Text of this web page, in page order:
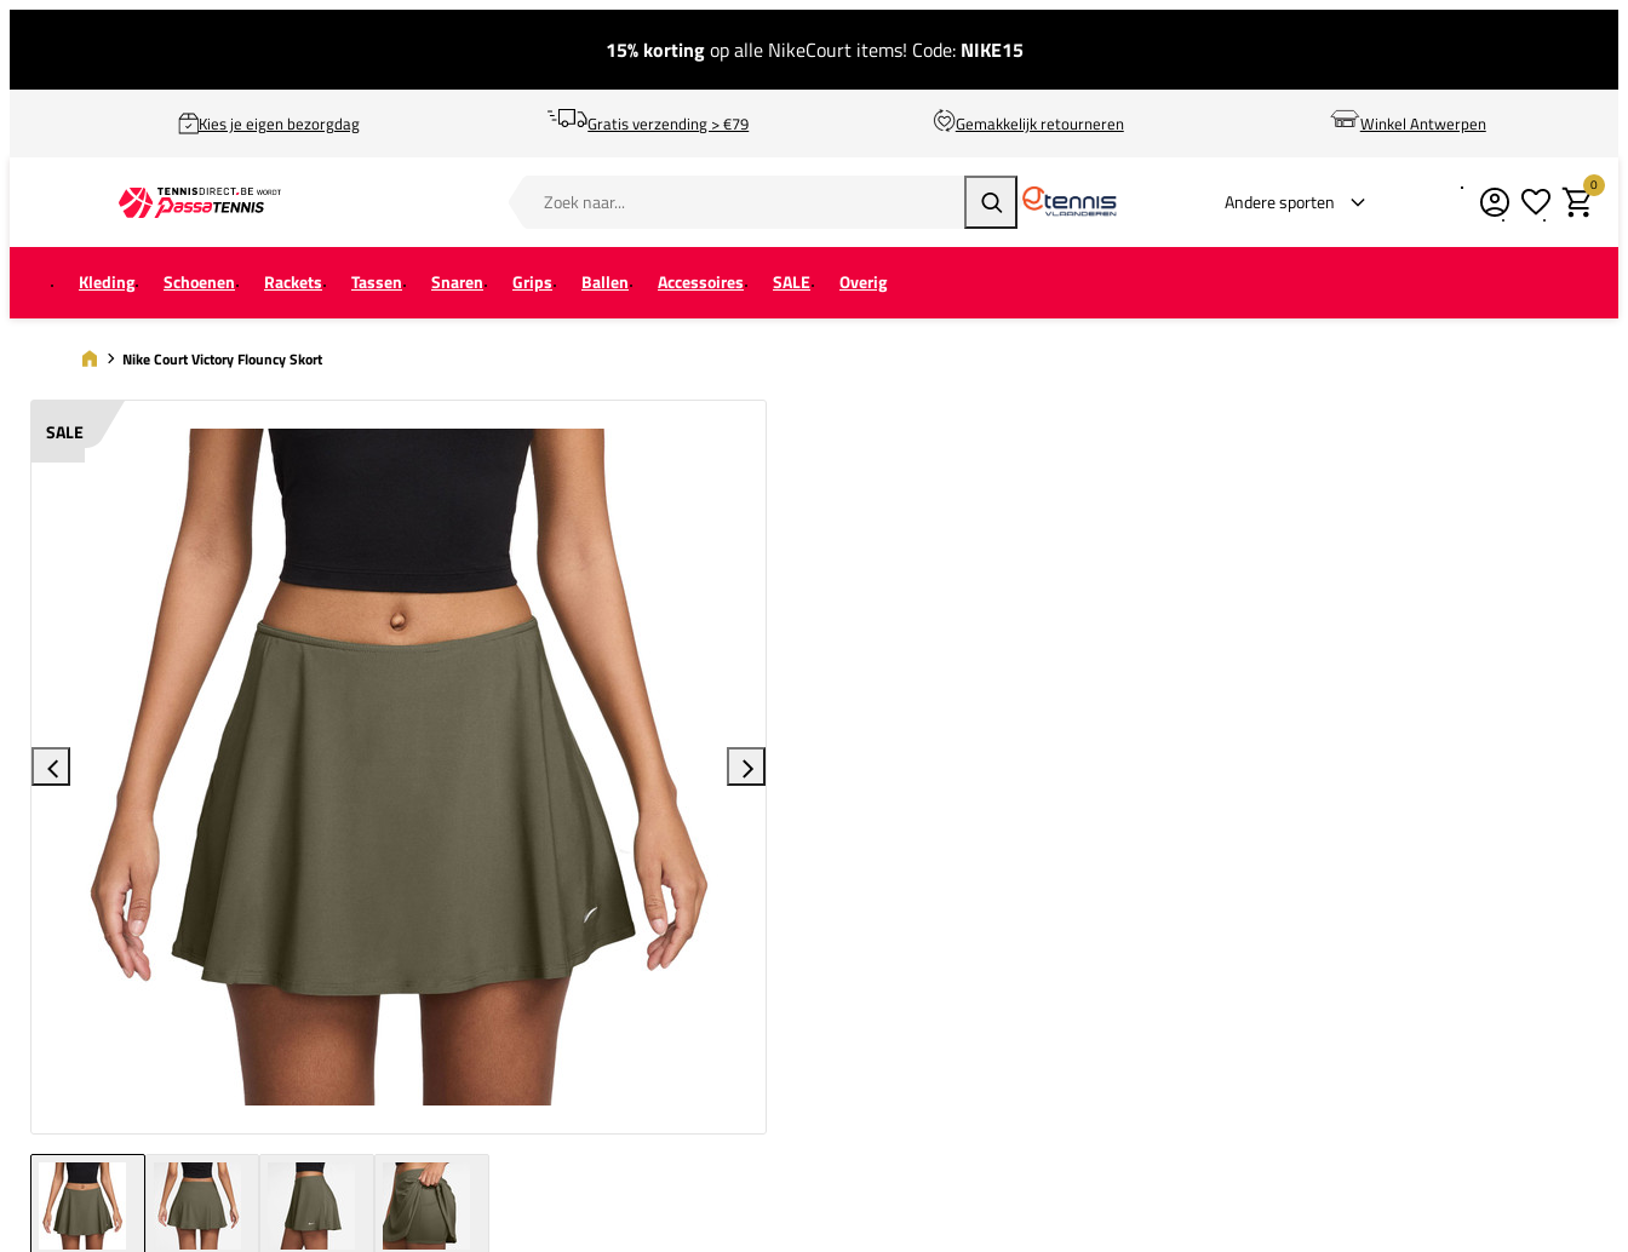
15% kortingop alle NikeCourt items! Code: NIKE15
Kies je eigen bezorgdag Gratis verzending > €79 Gemakkelijk retourneren Winkel Antwerpen
Zoeken Andere sporten Verlanglijstje
0
Kleding Schoenen Rackets Tassen Snaren Grips Ballen Accessoires SALE Overig
Nike Court Victory Flouncy Skort
SALE